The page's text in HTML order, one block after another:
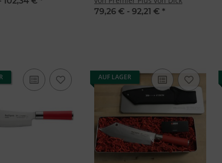
79,26 € - 92,21 € *
AUF LAGER